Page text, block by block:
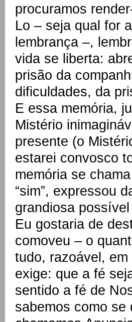
procuramos
Lo – seja qual for
lembrança –,
vida se liberta:
prisão da
dificuldades, da
E essa memória,
Mistério
presente (o
estarei convosco
memória se
“sim”, expressou
grandiosa
Eu gostaria de
comoveu – o
tudo, razoável,
exige: que a fé
sentido a fé de
sabemos como se